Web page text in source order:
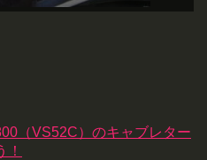
（VS52C）のキャブレター